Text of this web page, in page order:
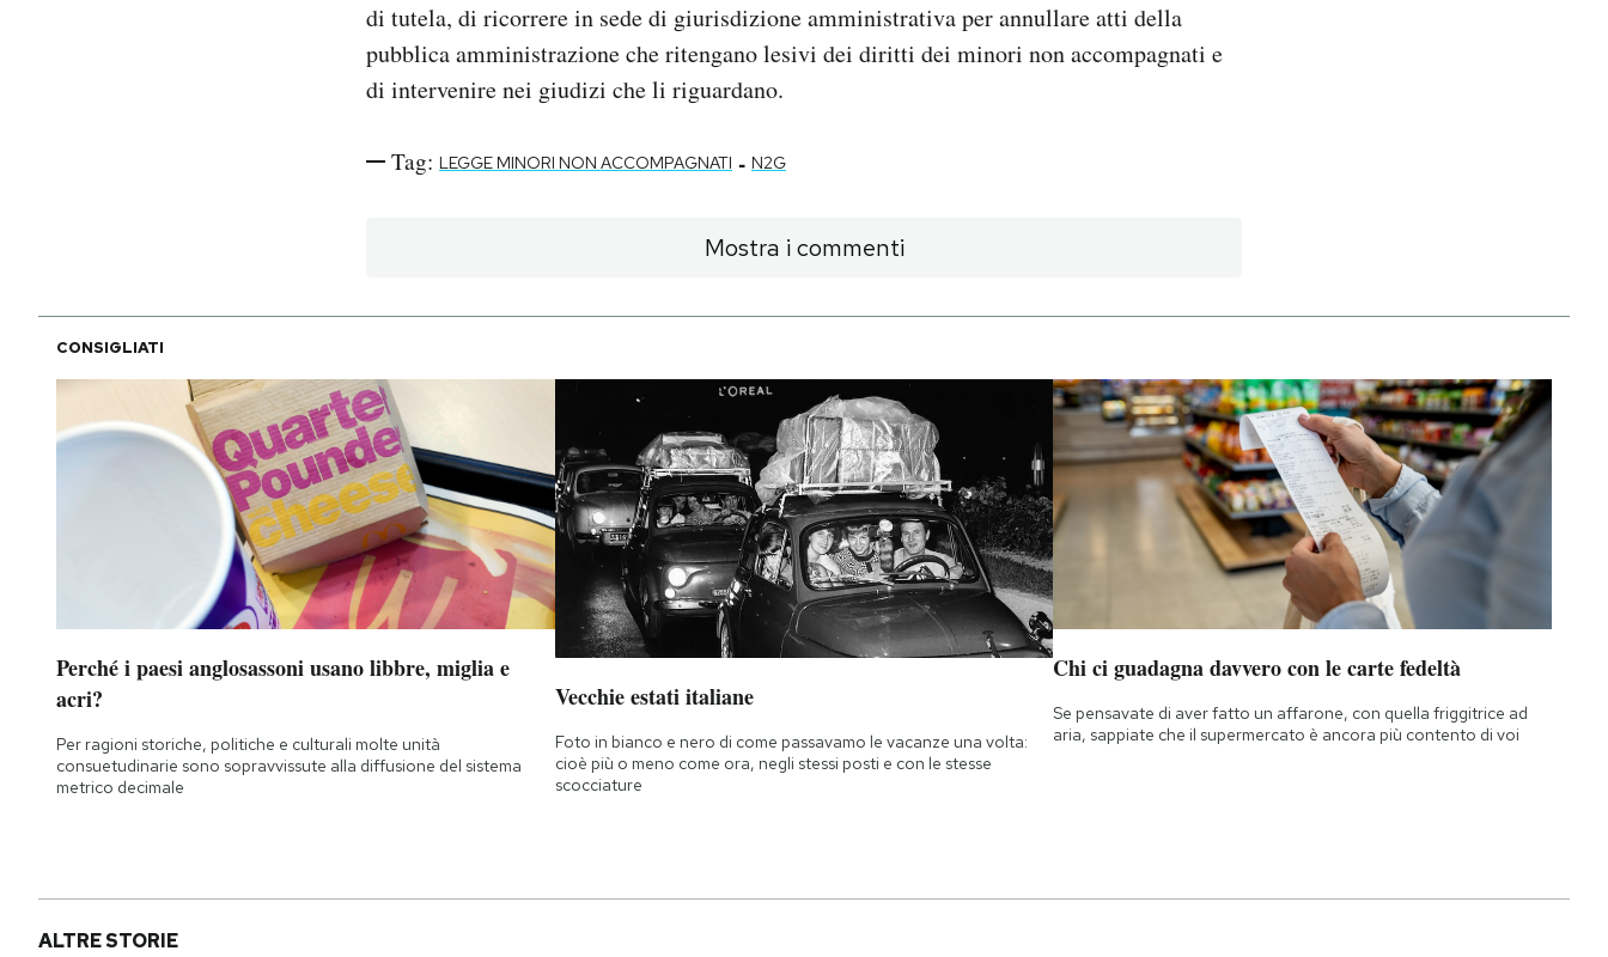
di tutela, di ricorrere in sede di giurisdizione amministrativa per annullare atti della
pubblica amministrazione che ritengano lesivi dei diritti dei minori non accompagnati e
di intervenire nei giudizi che li riguardano.
Tag: LEGGE MINORI NON ACCOMPAGNATI - N2G
Mostra i commenti
CONSIGLIATI
Perché i paesi anglosassoni usano libbre, miglia e
acri?
Per ragioni storiche, politiche e culturali molte unità
consuetudinarie sono sopravvissute alla diffusione del sistema
metrico decimale
Vecchie estati italiane
Foto in bianco e nero di come passavamo le vacanze una volta:
cioè più o meno come ora, negli stessi posti e con le stesse
scocciature
Chi ci guadagna davvero con le carte fedeltà
Se pensavate di aver fatto un affarone, con quella friggitrice ad
aria, sappiate che il supermercato è ancora più contento di voi
ALTRE STORIE